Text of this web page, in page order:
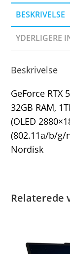
BESKRIVELSE
YDERLIGERE
Beskrivelse
GeForce RTX
32GB RAM,
(OLED
(802.11a/b/g/
Nordisk
Relaterede